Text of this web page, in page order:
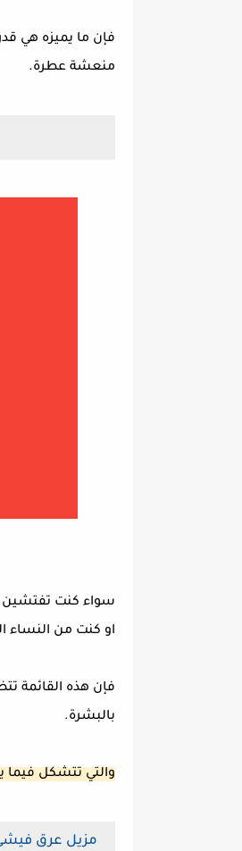
فإن ما يميزه هي
منعشة عطرة.
سواء كنت تفتشين
او كنت من النساء
فإن هذه القائمة
بالبشرة.
والتي تتشكل فيما
مزيل عرق فيشي